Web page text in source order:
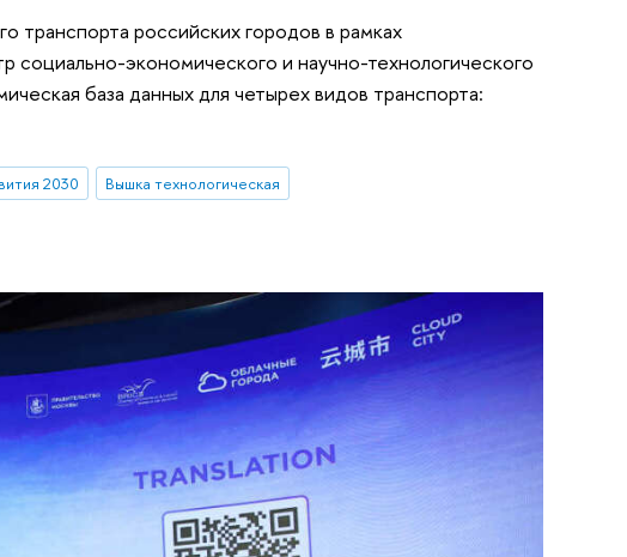
российских городов в рамках
социально-экономического и научно-технологического
база данных для четырех видов транспорта:
2030
Вышка технологическая